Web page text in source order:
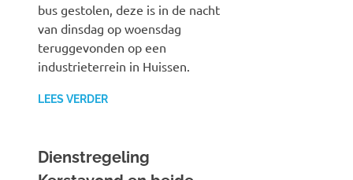
bus gestolen, deze is in de nacht
van dinsdag op woensdag
teruggevonden op een
industrieterrein in Huissen.
LEES VERDER
Dienstregeling